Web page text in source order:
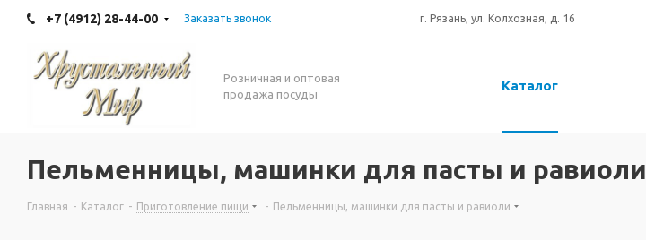
+7 (4912) 28-44-00 Заказать звонок г. Рязань, ул. Колхозная, д. 16
Розничная и оптовая
продажа посуды
Каталог
Пельменницы, машинки для пасты и равиоли
Главная - Каталог - Приготовление пищи - Пельменницы, машинки для пасты и равиоли